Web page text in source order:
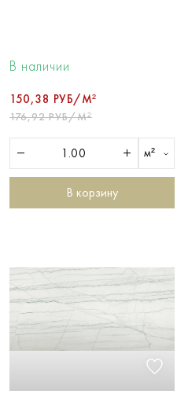
В наличии
150,38 РУБ/М²
176,92 РУБ/М²
м²
В корзину